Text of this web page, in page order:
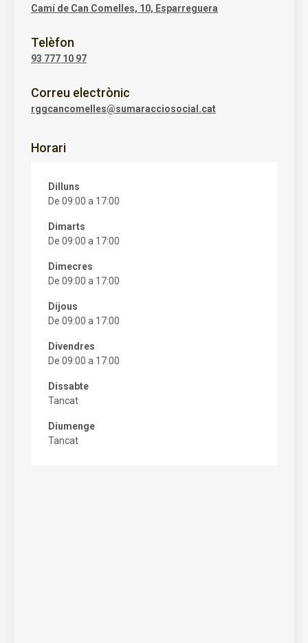
Camí de Can Comelles, 10, Esparreguera
Telèfon
93 777 10 97
Correu electrònic
rggcancomelles@sumaracciosocial.cat
Horari
Dilluns
De 09:00 a 17:00
Dimarts
De 09:00 a 17:00
Dimecres
De 09:00 a 17:00
Dijous
De 09:00 a 17:00
Divendres
De 09:00 a 17:00
Dissabte
Tancat
Diumenge
Tancat